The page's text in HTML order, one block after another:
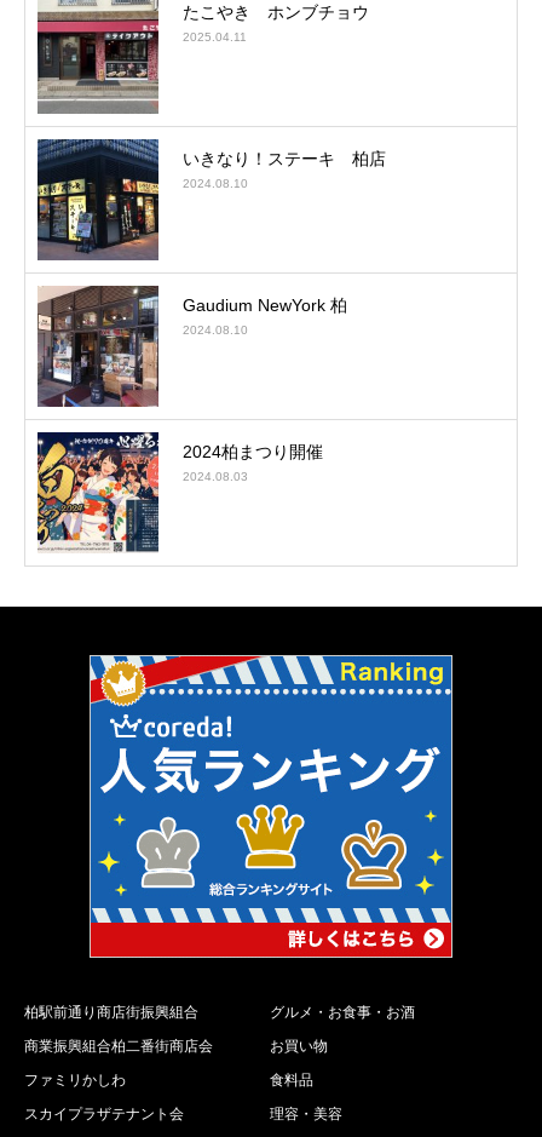
たこやき ホンブチョウ
2025.04.11
いきなり！ステーキ 柏店
2024.08.10
Gaudium NewYork 柏
2024.08.10
2024柏まつり開催
2024.08.03
柏駅前通り商店街振興組合
商業振興組合柏二番街商店会
ファミリかしわ
スカイプラザテナント会
グルメ・お食事・お酒
お買い物
食料品
理容・美容